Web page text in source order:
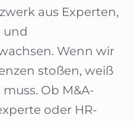
aus Experten,
und
Wenn wir
stoßen, weiß
Ob M&A-
oder HR-